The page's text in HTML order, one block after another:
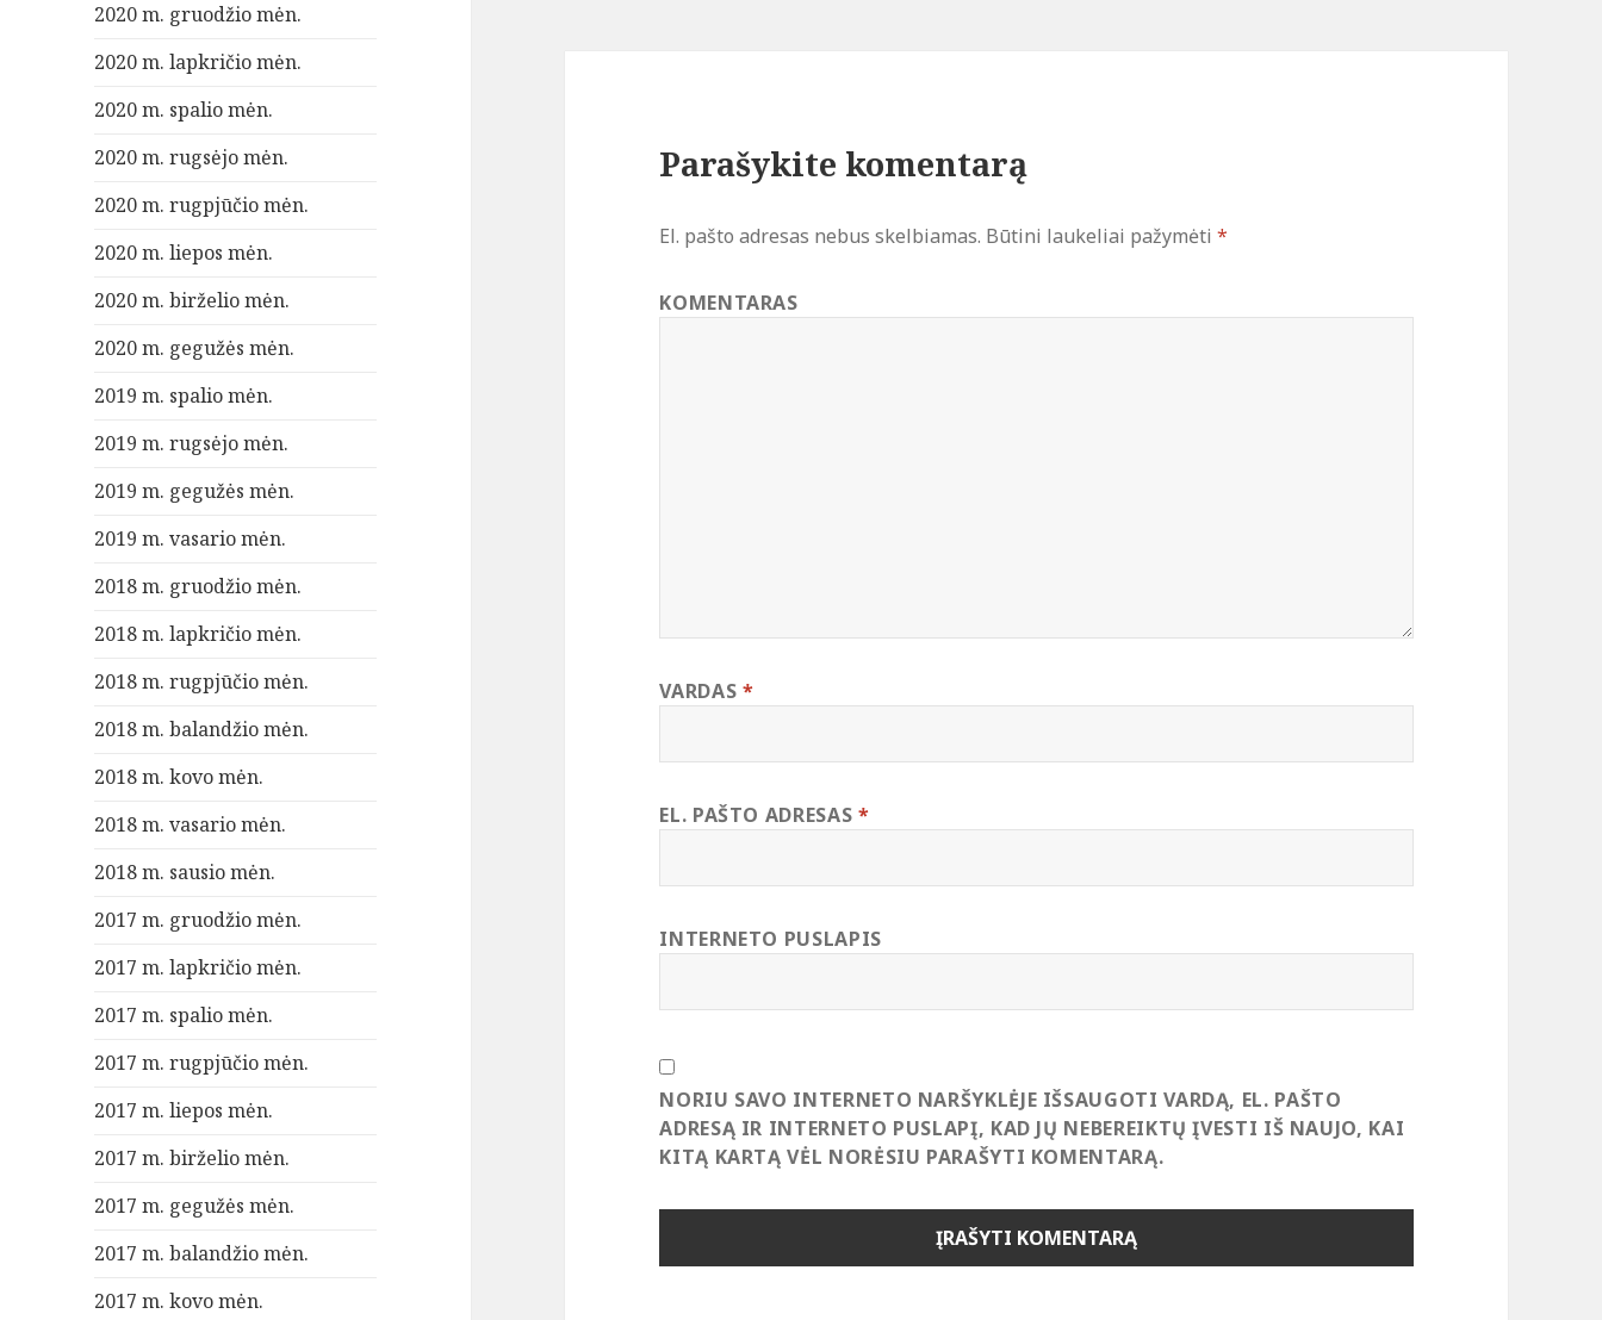
2020 m. gruodžio mėn.
2020 m. lapkričio mėn.
2020 m. spalio mėn.
2020 m. rugsėjo mėn.
2020 m. rugpjūčio mėn.
2020 m. liepos mėn.
2020 m. birželio mėn.
2020 m. gegužės mėn.
2019 m. spalio mėn.
2019 m. rugsėjo mėn.
2019 m. gegužės mėn.
2019 m. vasario mėn.
2018 m. gruodžio mėn.
2018 m. lapkričio mėn.
2018 m. rugpjūčio mėn.
2018 m. balandžio mėn.
2018 m. kovo mėn.
2018 m. vasario mėn.
2018 m. sausio mėn.
2017 m. gruodžio mėn.
2017 m. lapkričio mėn.
2017 m. spalio mėn.
2017 m. rugpjūčio mėn.
2017 m. liepos mėn.
2017 m. birželio mėn.
2017 m. gegužės mėn.
2017 m. balandžio mėn.
2017 m. kovo mėn.
Parašykite komentarą
El. pašto adresas nebus skelbiamas. Būtini laukeliai pažymėti*
KOMENTARAS
VARDAS *
EL. PAŠTO ADRESAS *
INTERNETO PUSLAPIS
NORIU SAVO INTERNETO NARŠYKLĖJE IŠSAUGOTI VARDĄ, EL. PAŠTO
ADRESĄ IR INTERNETO PUSLAPĮ, KAD JŲ NEBEREIKTŲ ĮVESTI IŠ NAUJO, KAI
KITĄ KARTĄ VĖL NORĖSIU PARAŠYTI KOMENTARĄ.